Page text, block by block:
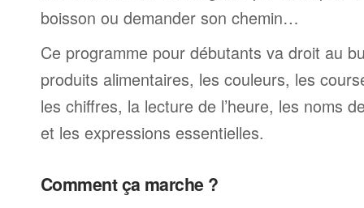
boisson ou demander son chemin…
Ce programme pour débutants va droit au
produits alimentaires, les couleurs, les
les chiffres, la lecture de l’heure, les noms
et les expressions essentielles.
Comment ça marche ?